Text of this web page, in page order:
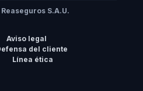
S.A.U.
Aviso legal
del cliente
Línea ética